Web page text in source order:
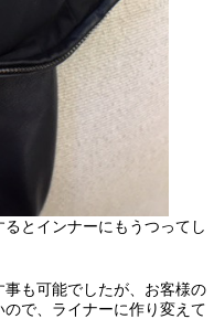
とインナーにもうつってし
も可能でしたが、お客様の
で、ライナーに作り変えて